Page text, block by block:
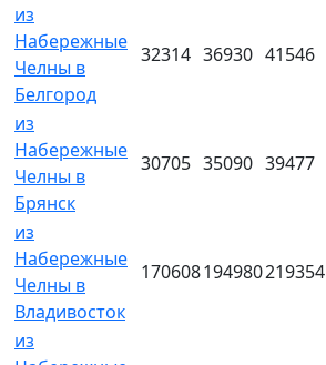
из
Набережные
Челны в
Белгород
32314 36930 41546
из
Набережные
Челны в
Брянск
30705 35090 39477
из
Набережные
Челны в
Владивосток
170608194980219354
из